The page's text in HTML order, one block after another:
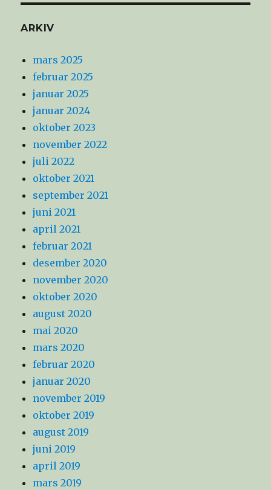
ARKIV
mars 2025
februar 2025
januar 2025
januar 2024
oktober 2023
november 2022
juli 2022
oktober 2021
september 2021
juni 2021
april 2021
februar 2021
desember 2020
november 2020
oktober 2020
august 2020
mai 2020
mars 2020
februar 2020
januar 2020
november 2019
oktober 2019
august 2019
juni 2019
april 2019
mars 2019